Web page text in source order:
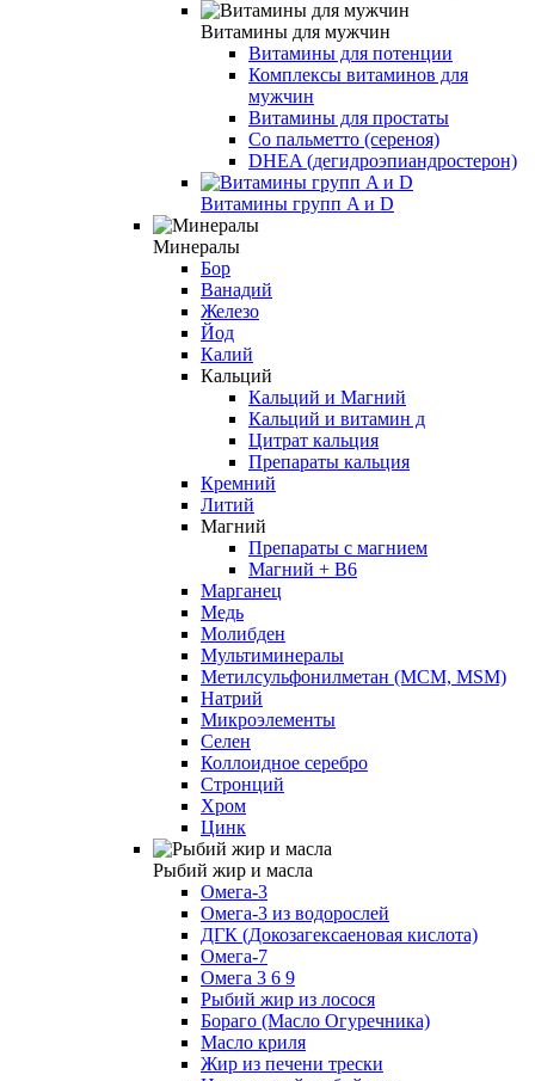
Витамины для мужчин
Витамины для потенции
Комплексы витаминов для
мужчин
Витамины для простаты
Со пальметто (сереноя)
DHEA (дегидроэпиандростерон)
Витамины групп A и D
Минералы
Бор
Ванадий
Железо
Йод
Калий
Кальций
Кальций и Магний
Кальций и витамин д
Цитрат кальция
Препараты кальция
Кремний
Литий
Магний
Препараты с магнием
Магний + B6
Марганец
Медь
Молибден
Мультиминералы
Метилсульфонилметан (МСМ, MSM)
Натрий
Микроэлементы
Селен
Коллоидное серебро
Стронций
Хром
Цинк
Рыбий жир и масла
Омега-3
Омега-3 из водорослей
ДГК (Докозагексаеновая кислота)
Омега-7
Омега 3 6 9
Рыбий жир из лосося
Бораго (Масло Огуречника)
Масло криля
Жир из печени трески